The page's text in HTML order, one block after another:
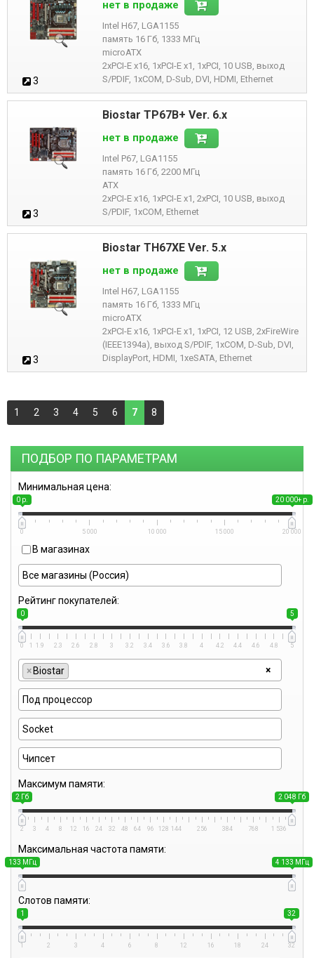
нет в продаже
3
Intel H67, LGA1155
память 16 Гб, 1333 МГц
microATX
2xPCI-E x16, 1xPCI-E x1, 1xPCI, 10 USB, выход
S/PDIF, 1xCOM, D-Sub, DVI, HDMI, Ethernet
Biostar TP67B+ Ver. 6.x
нет в продаже
3
Intel P67, LGA1155
память 16 Гб, 2200 МГц
ATX
2xPCI-E x16, 1xPCI-E x1, 2xPCI, 10 USB, выход
S/PDIF, 1xCOM, Ethernet
Biostar TH67XE Ver. 5.x
нет в продаже
3
Intel H67, LGA1155
память 16 Гб, 1333 МГц
microATX
2xPCI-E x16, 1xPCI-E x1, 1xPCI, 12 USB, 2xFireWire
(IEEE1394a), выход S/PDIF, 1xCOM, D-Sub, DVI,
DisplayPort, HDMI, 1xeSATA, Ethernet
1 2 3 4 5 6 7 8
ПОДБОР ПО ПАРАМЕТРАМ
Минимальная цена:
0 р. 20 000+ р.
0 5 000 10 000 15 000 20 000
В магазинах
Рейтинг покупателей:
0 5
0 1 1.9 2.3 2.6 2.8 3 3.2 3.4 3.6 3.8 4 4.2 4.4 4.6 4.8 5
×
× Biostar
Максимум памяти:
2 Гб 2 048 Гб
2 3 4 8 12 16 24 32 48 64 96 128 144 256 384 768 1 536
Максимальная частота памяти:
133 МГц 4 133 МГц
Слотов памяти:
1 32
1 2 3 4 6 8 12 16 18 24 32